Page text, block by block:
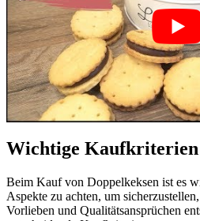
Wichtige Kaufkriterien
Beim Kauf von Doppelkeksen ist es
Aspekte zu achten, um
Vorlieben und Qualitätsansprüchen